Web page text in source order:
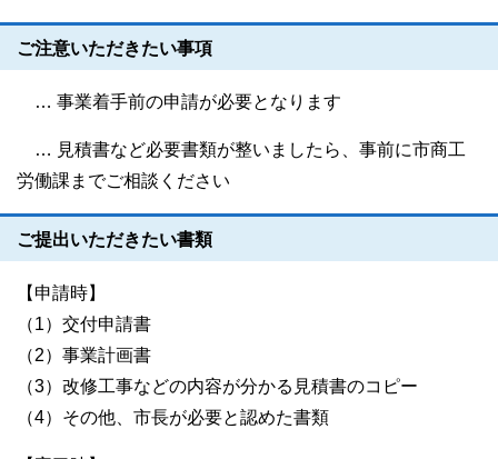
ご注意いただきたい事項
… 事業着手前の申請が必要となります
… 見積書など必要書類が整いましたら、事前に市商工
労働課までご相談ください
ご提出いただきたい書類
【申請時】
（1）交付申請書
（2）事業計画書
（3）改修工事などの内容が分かる見積書のコピー
（4）その他、市長が必要と認めた書類